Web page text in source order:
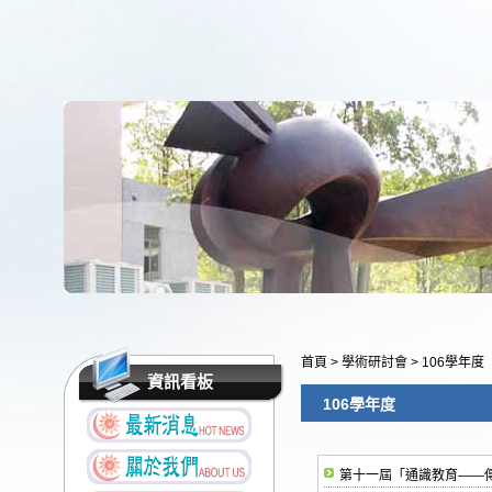
資訊看板
首頁 > 學術研討會 > 106學年度
106學年度
第十一屆「通識教育——